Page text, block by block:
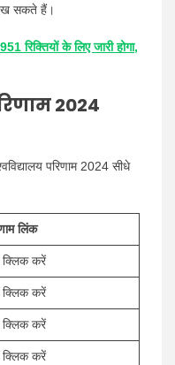
देख सकते हैं।
के लिए जारी होगा,
2024
परिणाम 2024 सीधे
लिंक
क्लिक करें
क्लिक करें
क्लिक करें
क्लिक करें